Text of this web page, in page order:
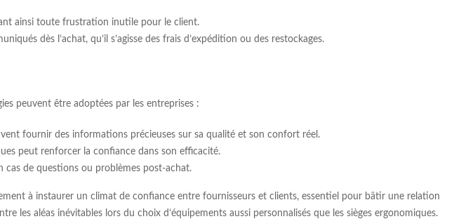
ainsi toute frustration inutile pour le client.
dès l’achat, qu’il s’agisse des frais d’expédition ou des restockages.
peuvent être adoptées par les entreprises :
fournir des informations précieuses sur sa qualité et son confort réel.
peut renforcer la confiance dans son efficacité.
de questions ou problèmes post-achat.
à instaurer un climat de confiance entre fournisseurs et clients, essentiel pour bâtir une relation
aléas inévitables lors du choix d’équipements aussi personnalisés que les sièges ergonomiques.